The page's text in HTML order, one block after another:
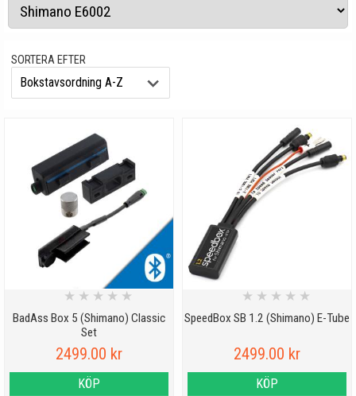
SORTERA EFTER
BadAss Box 5 (Shimano) Classic
Set
★ ★ ★ ★ ★
2499.00 kr
KÖP
SpeedBox SB 1.2 (Shimano) E-Tube
★ ★ ★ ★ ★
2499.00 kr
KÖP